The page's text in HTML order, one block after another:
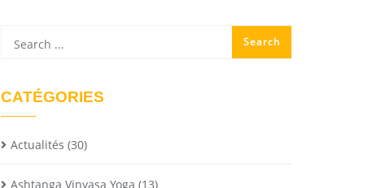
CATÉGORIES
Actualités (30)
Ashtanga Vinyasa Yoga (13)